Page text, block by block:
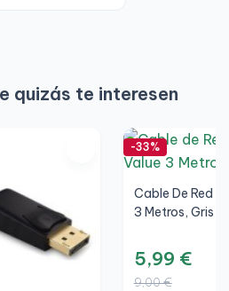
quizás te interesen
-33%
Cable De Red
3 Metros, Gris
5,99 €
9,00 €